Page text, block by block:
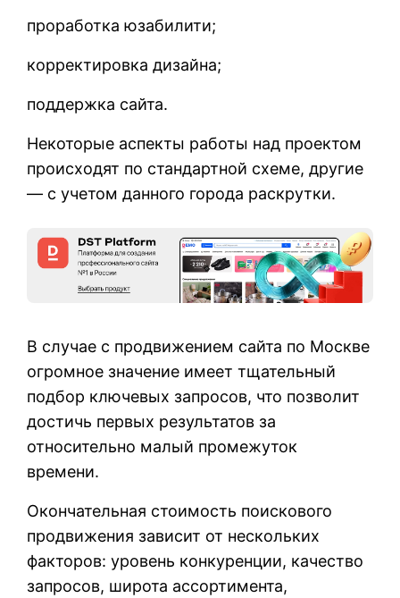
проработка юзабилити;
корректировка дизайна;
поддержка сайта.
Некоторые аспекты работы над проектом
происходят по стандартной схеме, другие
— с учетом данного города раскрутки.
В случае с продвижением сайта по Москве
огромное значение имеет тщательный
подбор ключевых запросов, что позволит
достичь первых результатов за
относительно малый промежуток
времени.
Окончательная стоимость поискового
продвижения зависит от нескольких
факторов: уровень конкуренции, качество
запросов, широта ассортимента,